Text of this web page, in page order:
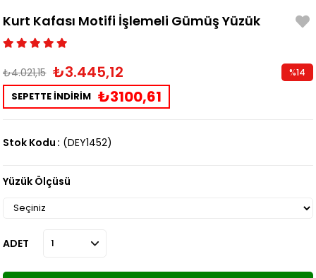
Kurt Kafası Motifi İşlemeli Gümüş Yüzük
₺4.021,15 ₺3.445,12
SEPETTE İNDİRİM ₺3100,61
%14
Stok Kodu (DEY1452)
Yüzük Ölçüsü
ADET